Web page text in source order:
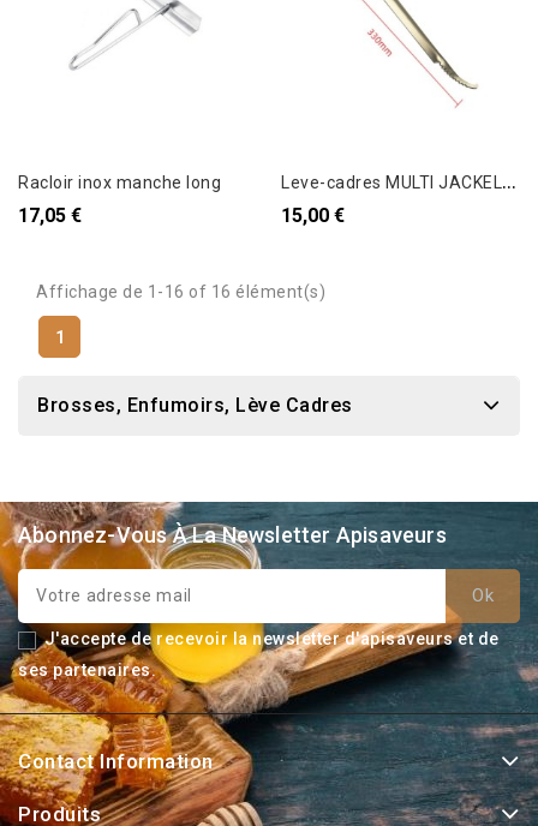
Racloir inox manche long
17,05 €
L
eve-cadres MULTI JACKEL 33 cm
15,00 €
Affichage de 1-16 of 16 élément(s)
1
Brosses, Enfumoirs, Lève Cadres
Abonnez-Vous À La Newsletter Apisaveurs
J'accepte de recevoir la newsletter d'apisaveurs et de
ses partenaires.
Contact Information
Produits